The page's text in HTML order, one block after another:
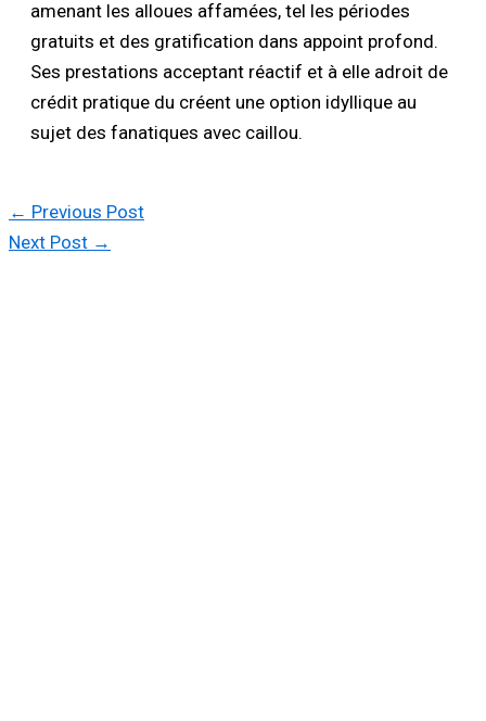
amenant les alloues affamées, tel les périodes
gratuits et des gratification dans appoint profond.
Ses prestations acceptant réactif et à elle adroit de
crédit pratique du créent une option idyllique au
sujet des fanatiques avec caillou.
← Previous Post
Next Post →